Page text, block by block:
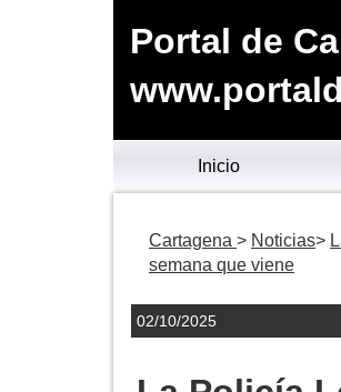
Portal de
Inicio
Cartagena Noticias
semana que viene
02/10/2025